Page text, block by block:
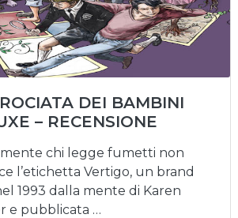
DEI BAMBINI
– RECENSIONE
chi legge fumetti non
l’etichetta Vertigo, un brand
1993 dalla mente di Karen
e pubblicata …